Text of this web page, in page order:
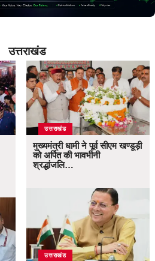
उत्तराखंड
उत्तराखंड
मुख्यमंत्री धामी ने पूर्व सीएम खण्डूड़ी
को अर्पित की भावभीनी
श्रद्धांजलि…
उत्तराखंड